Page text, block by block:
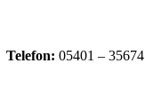
Telefon: 05401 – 35674